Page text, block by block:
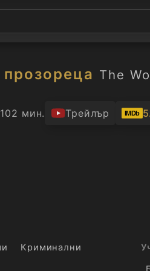
The
102 мин. Трейлър IMDb
Криминални